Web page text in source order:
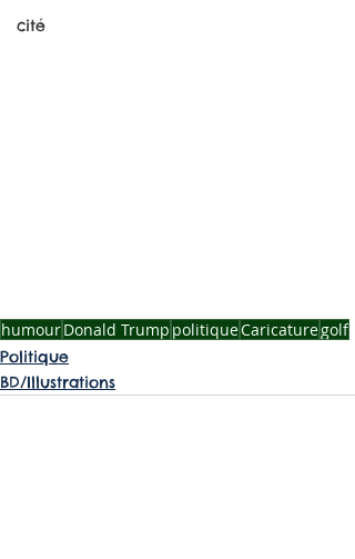
cité
humourDonald Trump politiqueCaricaturegolf
Politique
BD/Illustrations